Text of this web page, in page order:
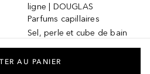
ligne | DOUGLAS
Parfums capillaires
Sel, perle et cube de bain
Dermaroller
Masque et patch pour les
AU PANIER